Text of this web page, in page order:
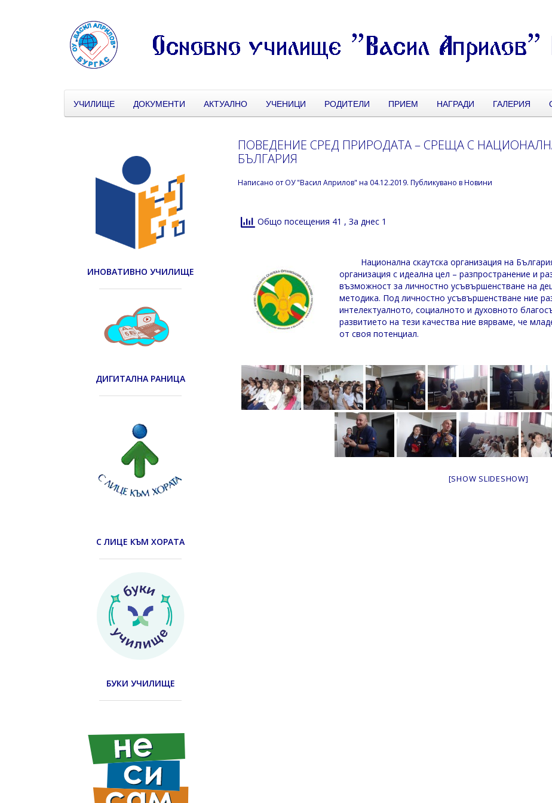
УЧИЛИЩЕ ДОКУМЕНТИ АКТУАЛНО УЧЕНИЦИ РОДИТЕЛИ ПРИЕМ НАГРАДИ ГАЛЕРИЯ
ПОВЕДЕНИЕ СРЕД ПРИРОДАТА – СРЕЩА С
БЪЛГАРИЯ
Написано от ОУ "Васил Априлов" на 04.12.2019. Публикувано вНовини
Общо посещения 41 , За днес 1
Национална скаутска организация на
организация с идеална цел – разпространение и
възможност за личностно усъвършенстване на
методика. Под личностно усъвършенстване ние
интелектуалното, социалното и духовното
развитието на тези качества ние вярваме, че
от своя потенциал.
[SHOW SLIDESHOW]
ИНОВАТИВНО УЧИЛИЩЕ
ДИГИТАЛНА РАНИЦА
С ЛИЦЕ КЪМ ХОРАТА
БУКИ УЧИЛИЩЕ